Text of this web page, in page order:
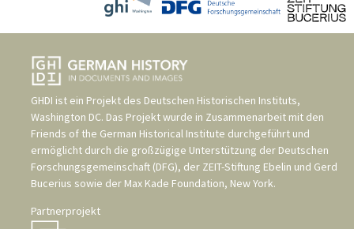
GHDI ist ein Projekt des Deutschen Historischen Instituts,
Washington DC. Das Projekt wurde in Zusammenarbeit mit den
Friends of the German Historical Institute durchgeführt und
ermöglicht durch die großzügige Unterstützung der Deutschen
Forschungsgemeinschaft (DFG), der ZEIT-Stiftung Ebelin und Gerd
Bucerius sowie der Max Kade Foundation, New York.
Partnerprojekt